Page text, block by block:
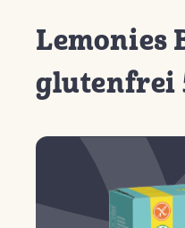
Lemonies
glutenfrei